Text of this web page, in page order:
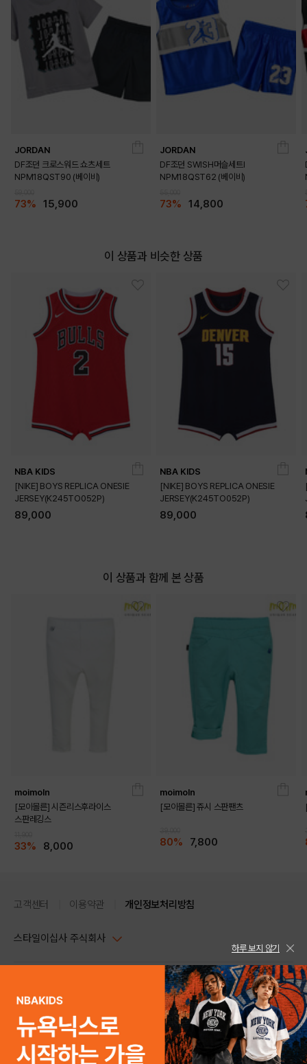
JORDAN
DF조던 크로스워드 쇼츠세트
NPM18QST90 (베이비)
73% 15,900
JORDAN
DF조던 SWISH머슬세트I
NPM18QST62 (베이비)
73% 14,800
이 상품과 비슷한 상품
NBA KIDS
[NIKE] BOYS REPLICA ONESIE
JERSEY(K245TO052P)
89,000
NBA KIDS
[NIKE] BOYS REPLICA ONESIE
JERSEY(K245TO052P)
89,000
이 상품과 함께 본 상품
moimoln
[모이몰른] 시즌리스후라이스
스판레깅스
33% 8,000
moimoln
[모이몰른] 쥬시 스판팬츠
80% 7,800
고객센터 이용약관 개인정보처리방침
스타일이십사 주식회사
주소 : 서울시 강남구 논현로 633, 6층 (논현동, 한세엠케이빌딩)
사업자등록번호 : 116-81-32499
통신판매업신고번호 : 제 2024-서울강남-04239
호스팅 서비스 : 스타일이십사㈜
스타일24 고객센터 1544-5336
평일 09:00~ 18:00 (토/일/공휴일 휴무)
help Email : help@style24.com
COPYRIGHTⓒ2021 STYLE24 ALL RIGHTS RESERVED.
하루 보지 않기